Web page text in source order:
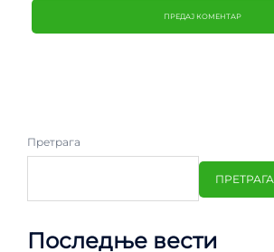
Претрага
ПРЕТРАГА
Последње вести